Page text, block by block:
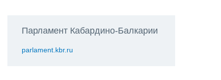
Парламент Кабардино-Балкарии
parlament.kbr.ru